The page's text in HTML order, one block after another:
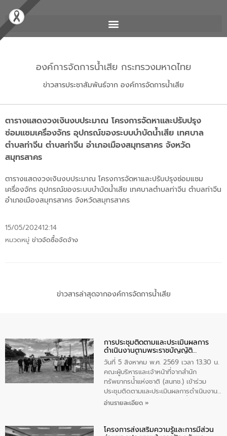
องค์การจัดการน้ำเสีย กระทรวงมหาดไทย
ข่าวสารประชาสัมพันธ์จาก องค์การจัดการน้ำเสีย
ตารางแสดงวงเงินงบประมาณ โครงการจัดหาและปรับปรุง
ซ่อมแซมเครื่องจักร อุปกรณ์ของระบบบำบัดน้ำเสีย เทศบาล
ตำบลท่าจีน ตำบลท่าจีน อำเภอเมืองสมุทรสาคร จังหวัด
สมุทรสาคร
ตารางแสดงวงเงินงบประมาณ โครงการจัดหาและปรับปรุงซ่อมแซม
เครื่องจักร อุปกรณ์ของระบบบำบัดน้ำเสีย เทศบาลตำบลท่าจีน ตำบลท่าจีน
อำเภอเมืองสมุทรสาคร จังหวัดสมุทรสาคร
15/05/202412:14
หมวดหมู่ ข่าวจัดซื้อจัดจ้าง
ข่าวสารล่าสุดจากองค์การจัดการน้ำเสีย
การประชุมติดตามและประเมินผลการ
ดำเนินงานตามพระราชบัญญัติ
ทรัพยากรน้ำ พ.ศ. 2561 ประจำ
ปีงบประมาณ พ.ศ. 2569
วันที่ 5 สิงหาคม พ.ศ. 2569 เวลา 13.30 น.
คณะผู้บริหารและเจ้าหน้าที่จากสำนัก
ทรัพยากรน้ำแห่งชาติ (สนทช.) เข้าร่วม
ประชุมติดตามและประเมินผลการดำเนินงาน
ตามพระราชบัญญัติทรัพยากรน้ำ พ.ศ. 2561
วัดสิงห์ จังหวัดชัยนาท โดยมีนายแสงชัย
อ่านรายละเอียด »
โครงการส่งเสริมความรู้และการมีส่วน